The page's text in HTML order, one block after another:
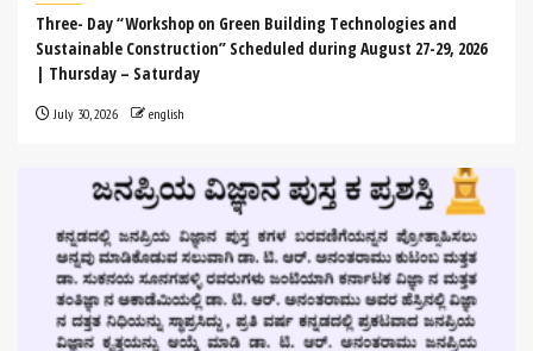
Three- Day “Workshop on Green Building Technologies and
Sustainable Construction” Scheduled during August 27-29, 2026
| Thursday – Saturday
July 30, 2026 english